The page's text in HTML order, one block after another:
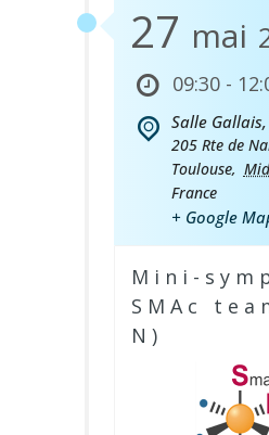
27 mai
09:30 -
Salle Gallais,
205 Rte de
Toulouse,
France
+ Google
Mini-
SMAc
N)